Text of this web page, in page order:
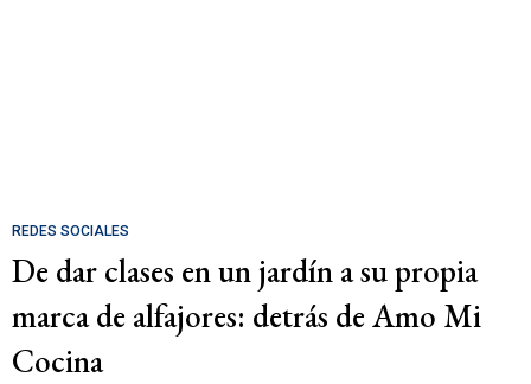
REDES SOCIALES
De dar clases en un jardín a su propia
marca de alfajores: detrás de Amo Mi
Cocina